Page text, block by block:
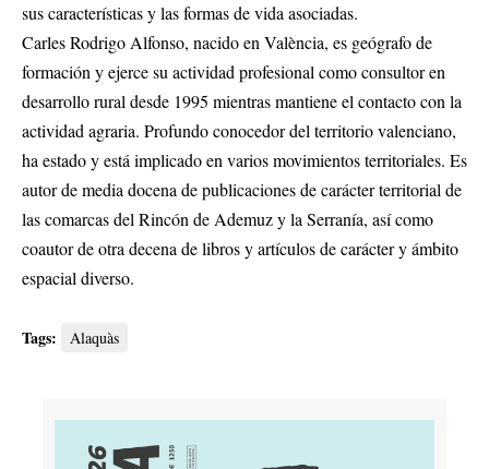
sus características y las formas de vida asociadas.
Carles Rodrigo Alfonso, nacido en València, es geógrafo de
formación y ejerce su actividad profesional como consultor en
desarrollo rural desde 1995 mientras mantiene el contacto con la
actividad agraria. Profundo conocedor del territorio valenciano,
ha estado y está implicado en varios movimientos territoriales. Es
autor de media docena de publicaciones de carácter territorial de
las comarcas del Rincón de Ademuz y la Serranía, así como
coautor de otra decena de libros y artículos de carácter y ámbito
espacial diverso.
Tags: Alaquàs